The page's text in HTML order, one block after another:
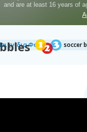
Φούσκες soccer